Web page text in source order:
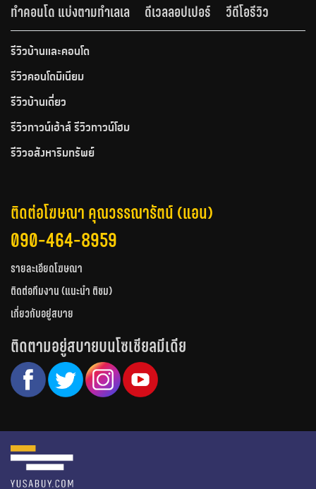
ทำคอนโด แบ่งตามทำเลเล
ดีเวลลอปเปอร์ วีดีโอรีวิว
รีวิวบ้านและคอนโด
รีวิวคอนโดมิเนียม
รีวิวบ้านเดี่ยว
รีวิวทาวน์เฮ้าส์ รีวิวทาวน์โฮม
รีวิวอสังหาริมทรัพย์
ติดต่อโฆษณา คุณวรรณารัตน์ (แอน)
090-464-8959
รายละเอียดโฆษณา
ติดต่อทีมงาน (แนะนำ ติชม)
เกี่ยวกับอยู่สบาย
ติดตามอยู่สบายบนโซเชียลมีเดีย